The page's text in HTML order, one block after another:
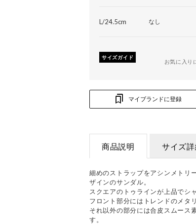
L/24.5cm なし
サイズガイド
お気に入り
マイブランドに登録
商品説明 サイズ詳
細めのストラップをアシンメトリ
ザインのサンダル。
スクエアのトゥラインが上品でシ
フロント部分にはトレンドのメタ
それ以外の部分には合皮スムース
す。